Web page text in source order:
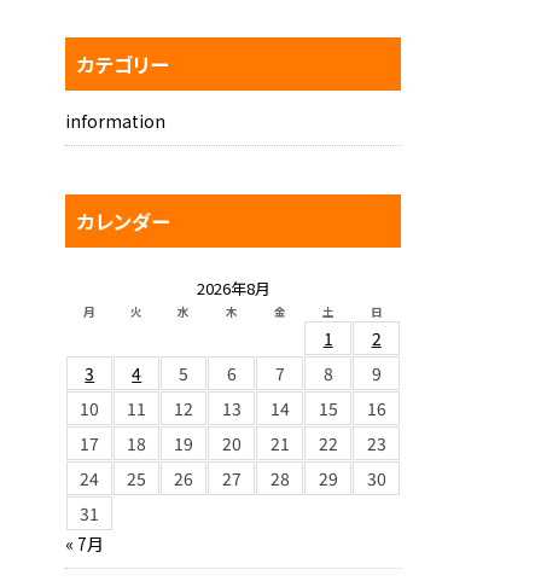
カテゴリー
information
カレンダー
2026年8月
月 火 水 木 金 土 日
1
2
3
4 5 6 7 8
9
10
11 12 13 14 15
16
17
18 19 20 21 22
23
24
25 26 27 28 29
30
31
« 7月